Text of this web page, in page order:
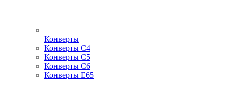
Конверты
Конверты С4
Конверты С5
Конверты С6
Конверты Е65